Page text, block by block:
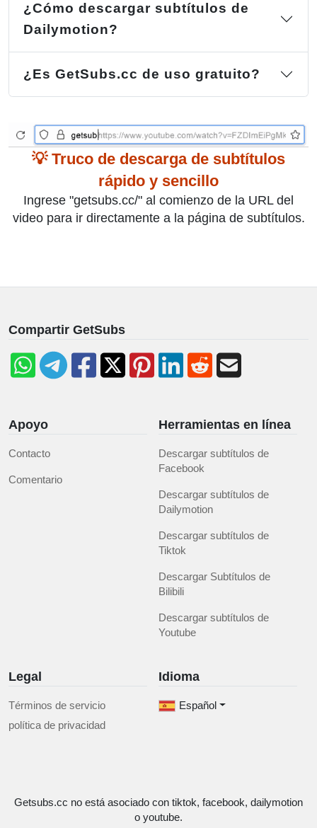
¿Cómo descargar subtítulos de
Dailymotion?
¿Es GetSubs.cc de uso gratuito?
💡 Truco de descarga de subtítulos
rápido y sencillo
Ingrese "getsubs.cc/" al comienzo de la URL del
video para ir directamente a la página de subtítulos.
Apoyo
Contacto
Comentario
Herramientas en línea
Descargar subtítulos de
Facebook
Descargar subtítulos de
Dailymotion
Descargar subtítulos de
Tiktok
Descargar Subtítulos de
Bilibili
Descargar subtítulos de
Youtube
Legal
Términos de servicio
política de privacidad
Idioma
Español
Compartir GetSubs
Getsubs.cc no está asociado con tiktok, facebook, dailymotion
o youtube.